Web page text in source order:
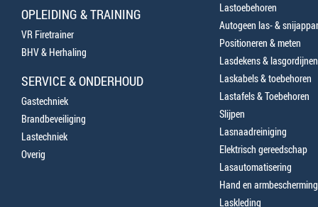
OPLEIDING & TRAINING
VR Firetrainer
BHV & Herhaling
SERVICE & ONDERHOUD
Gastechniek
Brandbeveiliging
Lastechniek
Overig
Lastoebehoren
Autogeen las- &
Positioneren & meten
Lasdekens & lasgordijnen
Laskabels & toebehoren
Lastafels & Toebehoren
Slijpen
Lasnaadreiniging
Elektrisch gereedschap
Lasautomatisering
Hand en armbescherming
Laskleding